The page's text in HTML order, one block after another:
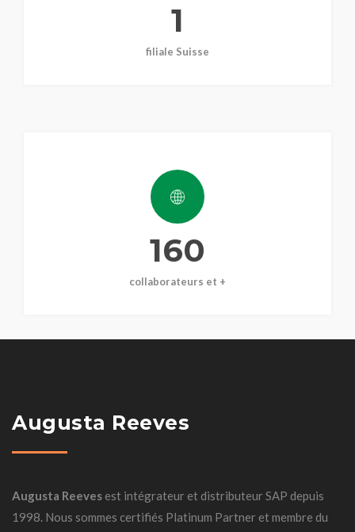
1
filiale Suisse
160
collaborateurs et +
Augusta Reeves
Augusta Reeves est intégrateur et distributeur SAP depuis
1998. Nous sommes certifiés Platinum Partner et membre du